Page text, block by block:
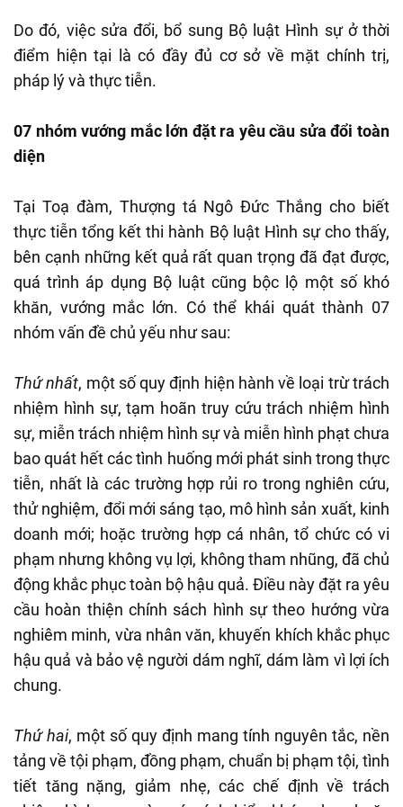
Do đó, việc sửa đổi, bổ sung Bộ luật Hình sự ở thời
điểm hiện tại là có đầy đủ cơ sở về mặt chính trị,
pháp lý và thực tiễn.
07 nhóm vướng mắc lớn đặt ra yêu cầu sửa đổi toàn
diện
Tại Toạ đàm, Thượng tá Ngô Đức Thắng cho biết
thực tiễn tổng kết thi hành Bộ luật Hình sự cho thấy,
bên cạnh những kết quả rất quan trọng đã đạt được,
quá trình áp dụng Bộ luật cũng bộc lộ một số khó
khăn, vướng mắc lớn. Có thể khái quát thành 07
nhóm vấn đề chủ yếu như sau:
Thứ nhất, một số quy định hiện hành về loại trừ trách
nhiệm hình sự, tạm hoãn truy cứu trách nhiệm hình
sự, miễn trách nhiệm hình sự và miễn hình phạt chưa
bao quát hết các tình huống mới phát sinh trong thực
tiễn, nhất là các trường hợp rủi ro trong nghiên cứu,
thử nghiệm, đổi mới sáng tạo, mô hình sản xuất, kinh
doanh mới; hoặc trường hợp cá nhân, tổ chức có vi
phạm nhưng không vụ lợi, không tham nhũng, đã chủ
động khắc phục toàn bộ hậu quả. Điều này đặt ra yêu
cầu hoàn thiện chính sách hình sự theo hướng vừa
nghiêm minh, vừa nhân văn, khuyến khích khắc phục
hậu quả và bảo vệ người dám nghĩ, dám làm vì lợi ích
chung.
Thứ hai, một số quy định mang tính nguyên tắc, nền
tảng về tội phạm, đồng phạm, chuẩn bị phạm tội, tình
tiết tăng nặng, giảm nhẹ, các chế định về trách